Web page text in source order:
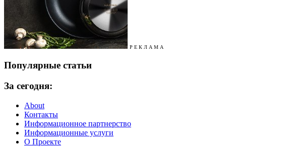
Р Е К Л А М А
Популярные статьи
За сегодня:
About
Контакты
Информационное партнерство
Информационные услуги
О Проекте